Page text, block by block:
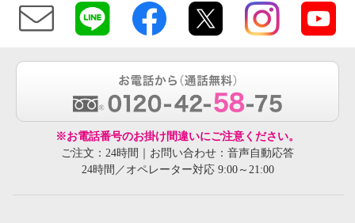
※お電話番号のお掛け間違いにご注意ください。
ご注文：24時間｜お問い合わせ：音声自動応答
24時間／オペレーター対応 9:00～21:00